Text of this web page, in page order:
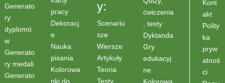
Generato
ry
dyplomó
w
Generato
ry medali
Generato
pracy
Dekoracj
e
Nauka
pisania
Kolorowa
nki do
y:
Scenariu
sze
Wiersze
Artykuły
Teoria
Testy
ćwiczenia
, testy
Dyktanda
Gry
edukacyj
ne
Kolorowa
Kont
akt
Polity
ka
pryw
atnoś
ci